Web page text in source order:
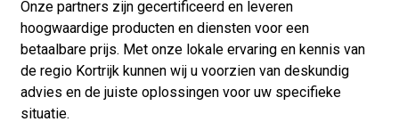
Onze partners zijn gecertificeerd en leveren
hoogwaardige producten en diensten voor een
betaalbare prijs. Met onze lokale ervaring en kennis van
de regio Kortrijk kunnen wij u voorzien van deskundig
advies en de juiste oplossingen voor uw specifieke
situatie.